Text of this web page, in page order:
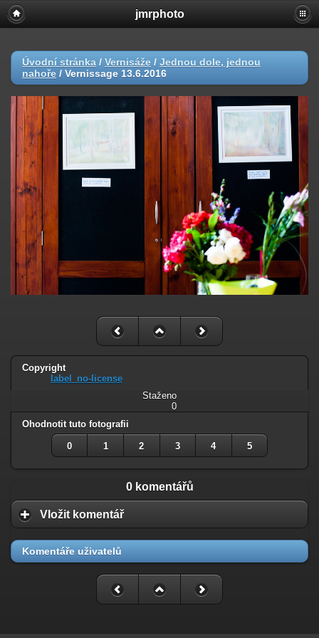
jmrphoto
Úvodní stránka / Vernisáže / Jednou dole, jednou
nahoře / Vernissage 13.6.2016
Copyright
label_no-license
Staženo
0
Ohodnotit tuto fotografii
0 1 2 3 4 5
0 komentářů
Vložit komentář
Komentáře uživatelů